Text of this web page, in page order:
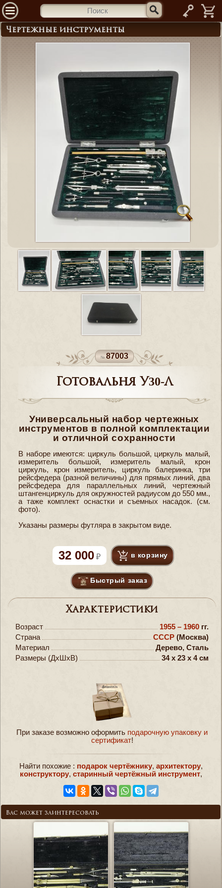
—
Чертежные инструменты
87003
Готовальня У30-Л
Универсальный набор чертежных
инструментов в полной комплектации
и отличной сохранности
В наборе имеются: циркуль большой, циркуль малый,
измеритель большой, измеритель малый, крон
циркуль, крон измеритель, циркуль балеринка, три
рейсфедера (разной величины) для прямых линий, два
рейсфедера для параллельных линий, чертежный
штангенциркуль для окружностей радиусом до 550 мм.,
а таже комплект оснастки и съемных насадок. (см.
фото).
Указаны размеры футляра в закрытом виде.
32 000 в корзину
Быстрый заказ
Характеристики
Возраст 1955 – 1960 гг.
Страна
СССР (Москва)
Материал
Дерево, Сталь
Размеры (ДxШxВ)
34 x 23 x 4 см
При заказе возможно оформить подарочную упаковку и
сертификат!
Найти похожие : подарок чертёжнику, архитектору,
конструктору, старинный чертёжный инструмент,
Вас может заинтересовать